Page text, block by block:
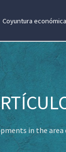
Coyuntura económica
in the